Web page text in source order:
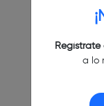
Regístrate
a lo